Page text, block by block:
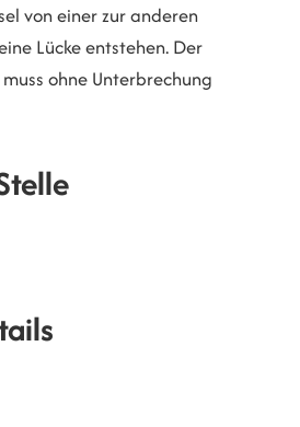
von einer zur anderen
Lücke entstehen. Der
ohne Unterbrechung